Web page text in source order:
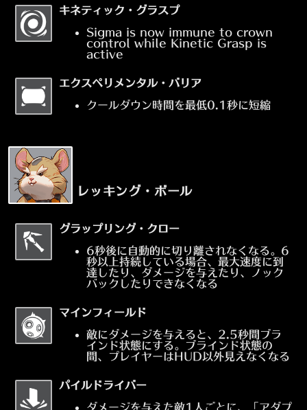
キネティック・グラスプ
Sigma is now immune to crown
control while Kinetic Grasp is
active
エクスペリメンタル・バリア
クールダウン時間を最低0.1秒に短縮
レッキング・ボール
グラップリング・クロー
6秒後に自動的に切り離されなくなる。6
秒以上持続している場合、最大速度に到
達したり、ダメージを与えたり、ノック
バックしたりできなくなる
マインフィールド
敵にダメージを与えると、2.5秒間ブラ
インド状態にする。ブラインド状態の
間、プレイヤーはHUD以外見えなくなる
パイルドライバー
ダメージを与えた敵1人ごとに、「アダプ